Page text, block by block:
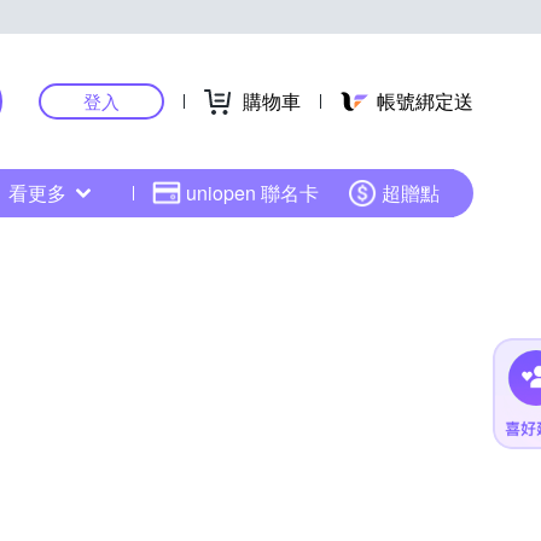
登入 購物車 帳號綁定送
看更多 uniopen 聯名卡 超贈點